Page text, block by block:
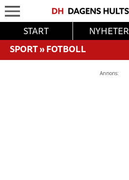
START NYHETER
SPORT»FOTBOLL
Annons: